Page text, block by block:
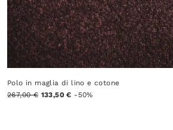
Polo in maglia di lino e cotone
267,00 € 133,50 € -50%